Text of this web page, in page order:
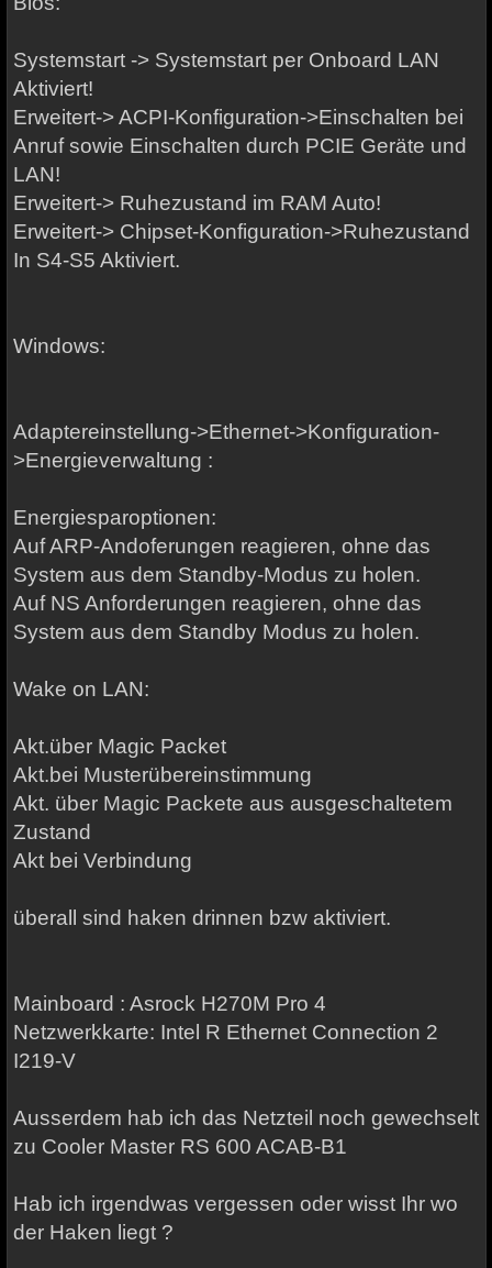
Systemstart -> Systemstart per Onboard LAN
Aktiviert!
Erweitert-> ACPI-Konfiguration->Einschalten bei
Anruf sowie Einschalten durch PCIE Geräte und
LAN!
Erweitert-> Ruhezustand im RAM Auto!
Erweitert-> Chipset-Konfiguration->Ruhezustand
In S4-S5 Aktiviert.
Windows:
Adaptereinstellung->Ethernet->Konfiguration-
>Energieverwaltung :
Energiesparoptionen:
Auf ARP-Andoferungen reagieren, ohne das
System aus dem Standby-Modus zu holen.
Auf NS Anforderungen reagieren, ohne das
System aus dem Standby Modus zu holen.
Wake on LAN:
Akt.über Magic Packet
Akt.bei Musterübereinstimmung
Akt. über Magic Packete aus ausgeschaltetem
Zustand
Akt bei Verbindung
überall sind haken drinnen bzw aktiviert.
Mainboard : Asrock H270M Pro 4
Netzwerkkarte: Intel R Ethernet Connection 2
I219-V
Ausserdem hab ich das Netzteil noch gewechselt
zu Cooler Master RS 600 ACAB-B1
Hab ich irgendwas vergessen oder wisst Ihr wo
der Haken liegt ?